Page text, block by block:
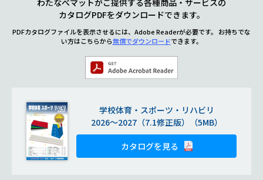
カタログPDFをダウンロードできます。
PDFカタログファイルを表示させるには、Adobe Readerが必要です。 お持ちでな
い方はこちらから無償でダウンロードできます。
学校体育・スポーツ・リハビリ
2026～2027（7.1修正版）（5MB）
カタログを見る